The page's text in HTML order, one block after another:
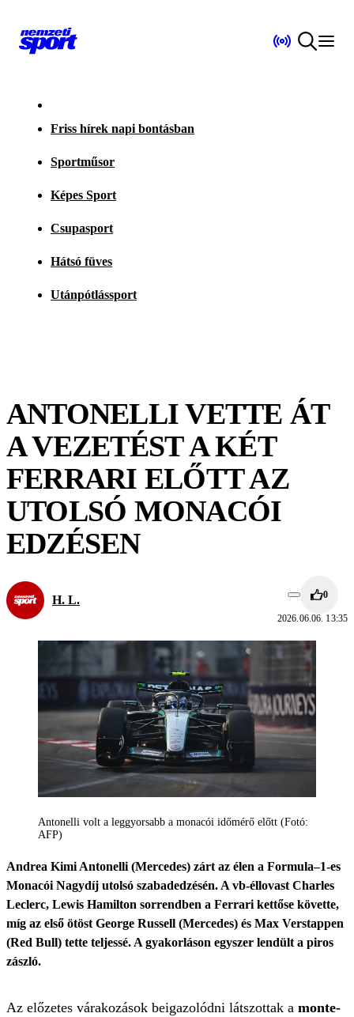
Friss hírek napi bontásban
Sportműsor
Képes Sport
Csupasport
Hátsó füves
Utánpótlássport
ANTONELLI VETTE ÁT
A VEZETÉST A KÉT
FERRARI ELŐTT AZ
UTOLSÓ MONACÓI
EDZÉSEN
H. L. 0
2026.06.06. 13:35
Antonelli volt a leggyorsabb a monacói időmérő előtt (Fotó:
AFP)
Andrea Kimi Antonelli (Mercedes) zárt az élen a Formula–1-es
Monacói Nagydíj utolsó szabadedzésén. A vb-éllovast Charles
Leclerc, Lewis Hamilton sorrendben a Ferrari kettőse követte,
míg az első ötöst George Russell (Mercedes) és Max Verstappen
(Red Bull) tette teljessé. A gyakorláson egyszer lendült a piros
zászló.
Az előzetes várakozások beigazolódni látszottak a monte-